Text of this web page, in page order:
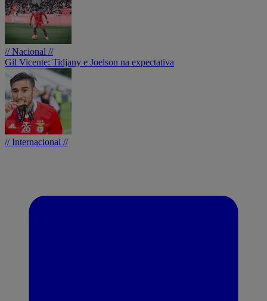
// Nacional //
Gil Vicente: Tidjany e Joelson na expectativa
// Internacional //